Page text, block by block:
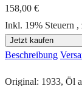
158,00 €
Inkl. 19% Steuern ,
Jetzt kaufen
Beschreibung
Original: 1933, Öl